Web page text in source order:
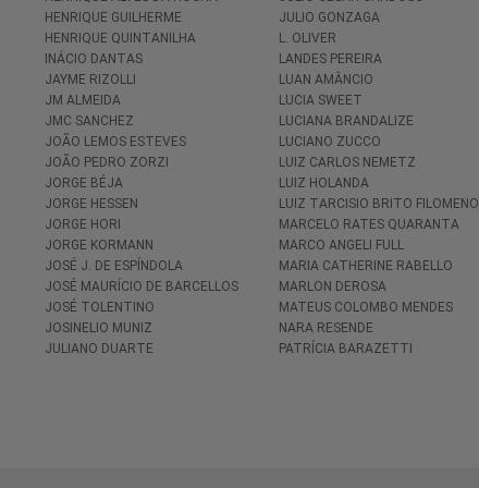
HENRIQUE GUILHERME
HENRIQUE QUINTANILHA
INÁCIO DANTAS
JAYME RIZOLLI
JM ALMEIDA
JMC SANCHEZ
JOÃO LEMOS ESTEVES
JOÃO PEDRO ZORZI
JORGE BÉJA
JORGE HESSEN
JORGE HORI
JORGE KORMANN
JOSÉ J. DE ESPÍNDOLA
JOSÉ MAURÍCIO DE BARCELLOS
JOSÉ TOLENTINO
JOSINELIO MUNIZ
JULIANO DUARTE
JULIO GONZAGA
L. OLIVER
LANDES PEREIRA
LUAN AMÂNCIO
LUCIA SWEET
LUCIANA BRANDALIZE
LUCIANO ZUCCO
LUIZ CARLOS NEMETZ
LUIZ HOLANDA
LUIZ TARCISIO BRITO FILOMENO
MARCELO RATES QUARANTA
MARCO ANGELI FULL
MARIA CATHERINE RABELLO
MARLON DEROSA
MATEUS COLOMBO MENDES
NARA RESENDE
PATRÍCIA BARAZETTI